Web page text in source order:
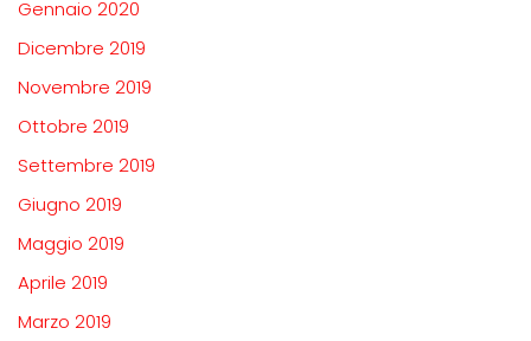
Gennaio 2020
Dicembre 2019
Novembre 2019
Ottobre 2019
Settembre 2019
Giugno 2019
Maggio 2019
Aprile 2019
Marzo 2019